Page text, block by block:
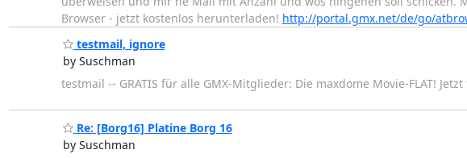
Browser - jetzt kostenlos herunterladen! http://portal.gmx.net/de/go/
testmail, ignore
by Suschman
testmail -- GRATIS für alle GMX-Mitglieder: Die maxdome Movie-FLAT!
Re: [Borg16] Platine Borg 16
by Suschman